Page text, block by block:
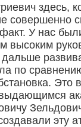
здесь,
совершенно
У нас
высоким
по
Это
эту